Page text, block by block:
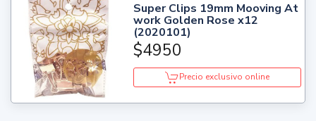
Super Clips 19mm Mooving At
work Golden Rose x12
(2020101)
$4950
Precio exclusivo online